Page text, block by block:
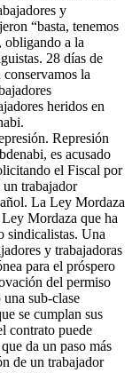
y
“basta, tenemos
obligando a la
28 días de
la
heridos en
Represión
es acusado
el Fiscal por
trabajador
La Ley Mordaza
Mordaza que ha
sindicalistas. Una
y trabajadoras
para el próspero
del permiso
sub-clase
se cumplan sus
contrato puede
da un paso más
de un trabajador